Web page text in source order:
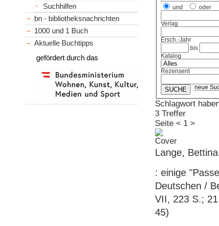
und oder
Verlag
Ersch.-Jahr
bis
Katalog
Rezensent
neue
Schlagwort
3 Treffer
Seite < 1 >
Lange,
: einige
Deutschen /
VII, 223 S.;
45)
Suchhilfen
bn - bibliotheksnachrichten
1000 und 1 Buch
Aktuelle Buchtipps
gefördert durch das